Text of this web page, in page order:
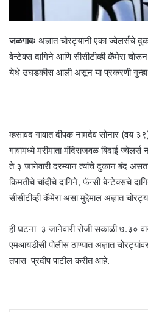
जळगावः अज्ञात चोरट्यांनी एका ज्वेलर्सचे
बेन्टेक्स दागिने आणि सीसीटीव्ही कॅमेरा
येथे उघडकीस आली असून या प्रकरणी
म्हसावद गावात दीपक नामदेव सोनार (वय
गावामध्ये मरीमाता मंदिराजवळ बिदाई
ते ३ जानेवारी दरम्यान त्यांचे दुकान बंद
किमतीचे चांदीचे दागिने, फॅन्सी बेन्टेक्सचे
सीसीटीव्ही कॅमेरा असा मुद्देमाल अज्ञात
ही घटना ३ जानेवारी रोजी सकाळी ७.३०
एमआयडीसी पोलीस ठाण्यात अज्ञात
तपास प्रदीप पाटील करीत आहे.